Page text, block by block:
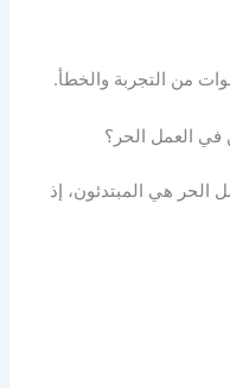
من التجربة والخطأ.
في العمل الحر؟
الحر هي المبتدئون، إذ